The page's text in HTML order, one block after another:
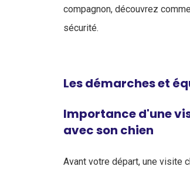
compagnon, découvrez
sécurité.
Les démarches et
Importance d'une
avec son chien
Avant votre départ, une visite